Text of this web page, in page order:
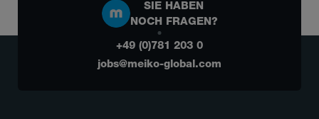
SIE HABEN
NOCH FRAGEN?
+49 (0)781 203 0
jobs@meiko-global.com